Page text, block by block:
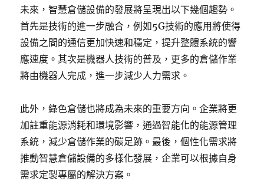
未來，智慧倉儲設備的發展將呈現出以下幾個趨勢。
首先是技術的進一步融合，例如5G技術的應用將使得
設備之間的通信更加快速和穩定，提升整體系統的響
應速度。其次是機器人技術的普及，更多的倉儲作業
將由機器人完成，進一步減少人力需求。
此外，綠色倉儲也將成為未來的重要方向。企業將更
加註重能源消耗和環境影響，通過智能化的能源管理
系統，減少倉儲作業的碳足跡。最後，個性化需求將
推動智慧倉儲設備的多樣化發展，企業可以根據自身
需求定製專屬的解決方案。